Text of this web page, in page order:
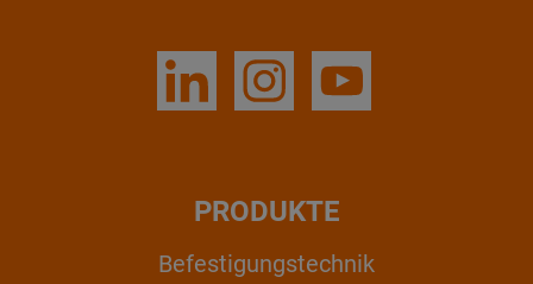
PRODUKTE
Befestigungstechnik